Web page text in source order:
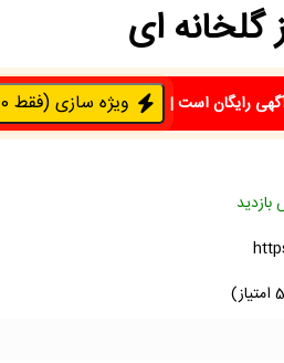
ای
رایگان است| ویژه سازی (فقط 50 هزار تومان)